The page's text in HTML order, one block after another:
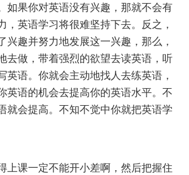
如果你对英语没有兴趣，那就不会有
，英语学习将很难坚持下去。反之，
兴趣并努力地发展这一兴趣，那么，
去做，带着强烈的欲望去读英语，听
英语。你就会主动地找人去练英语，
英语的机会去提高你的英语水平。不
就会提高。不知不觉中你就把英语学
上课一定不能开小差啊，然后把握住